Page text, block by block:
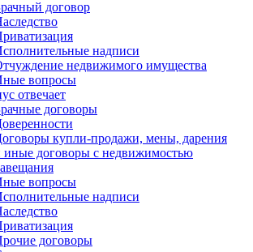
договор
надписи
недвижимого имущества
вопросы
отвечает
договоры
купли-продажи, мены, дарения
иные договоры с недвижимостью
вопросы
надписи
договоры